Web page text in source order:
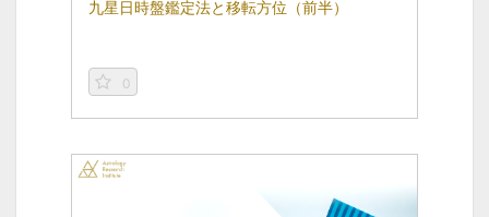
九星日時盤鑑定法と移転方位（前半）
0